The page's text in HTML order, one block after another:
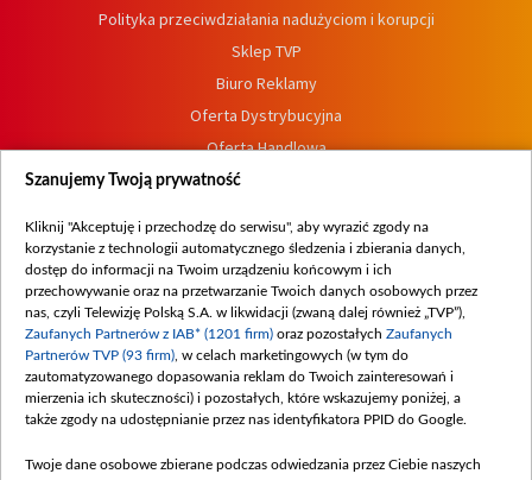
Polityka przeciwdziałania nadużyciom i korupcji
Sklep TVP
Biuro Reklamy
Oferta Dystrybucyjna
Oferta Handlowa
Dostępność
Procedura zgłoszeń wewnętrznych
Szanujemy Twoją prywatność
Kliknij "Akceptuję i przechodzę do serwisu", aby wyrazić zgody na
korzystanie z technologii automatycznego śledzenia i zbierania danych,
dostęp do informacji na Twoim urządzeniu końcowym i ich
przechowywanie oraz na przetwarzanie Twoich danych osobowych przez
nas, czyli Telewizję Polską S.A. w likwidacji (zwaną dalej również „TVP”),
Zaufanych Partnerów z IAB* (1201 firm) oraz pozostałych Zaufanych
Partnerów TVP (93 firm) , w celach marketingowych (w tym do
zautomatyzowanego dopasowania reklam do Twoich zainteresowań i
mierzenia ich skuteczności) i pozostałych, które wskazujemy poniżej, a
także zgody na udostępnianie przez nas identyfikatora PPID do Google.
Twoje dane osobowe zbierane podczas odwiedzania przez Ciebie naszych